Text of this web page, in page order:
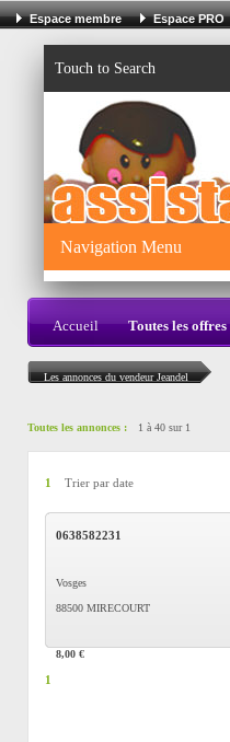
Espace membre Espace PRO
Touch to Search
Navigation Menu
Accueil Toutes les offres
Les annonces du vendeur Jeandel
Toutes les annonces : 1 à 40 sur 1
1 Trier par date
0638582231
Vosges
88500 MIRECOURT
8,00 €
1